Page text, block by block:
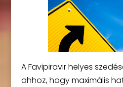
A Favipiravir helyes
ahhoz, hogy maximális